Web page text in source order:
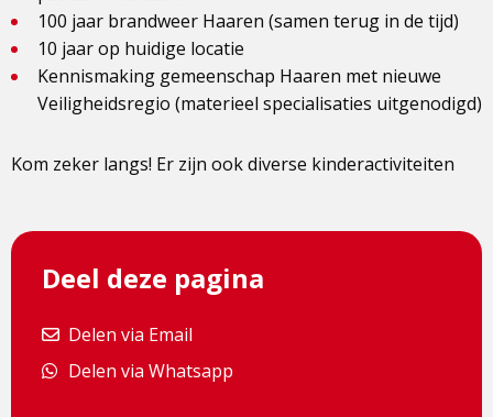
100 jaar brandweer Haaren (samen terug in de tijd)
10 jaar op huidige locatie
Kennismaking gemeenschap Haaren met nieuwe
Veiligheidsregio (materieel specialisaties uitgenodigd)
Kom zeker langs! Er zijn ook diverse kinderactiviteiten
Deel deze pagina
Delen via Email
Delen via Email
Delen via Whatsapp
Delen via Whatsapp